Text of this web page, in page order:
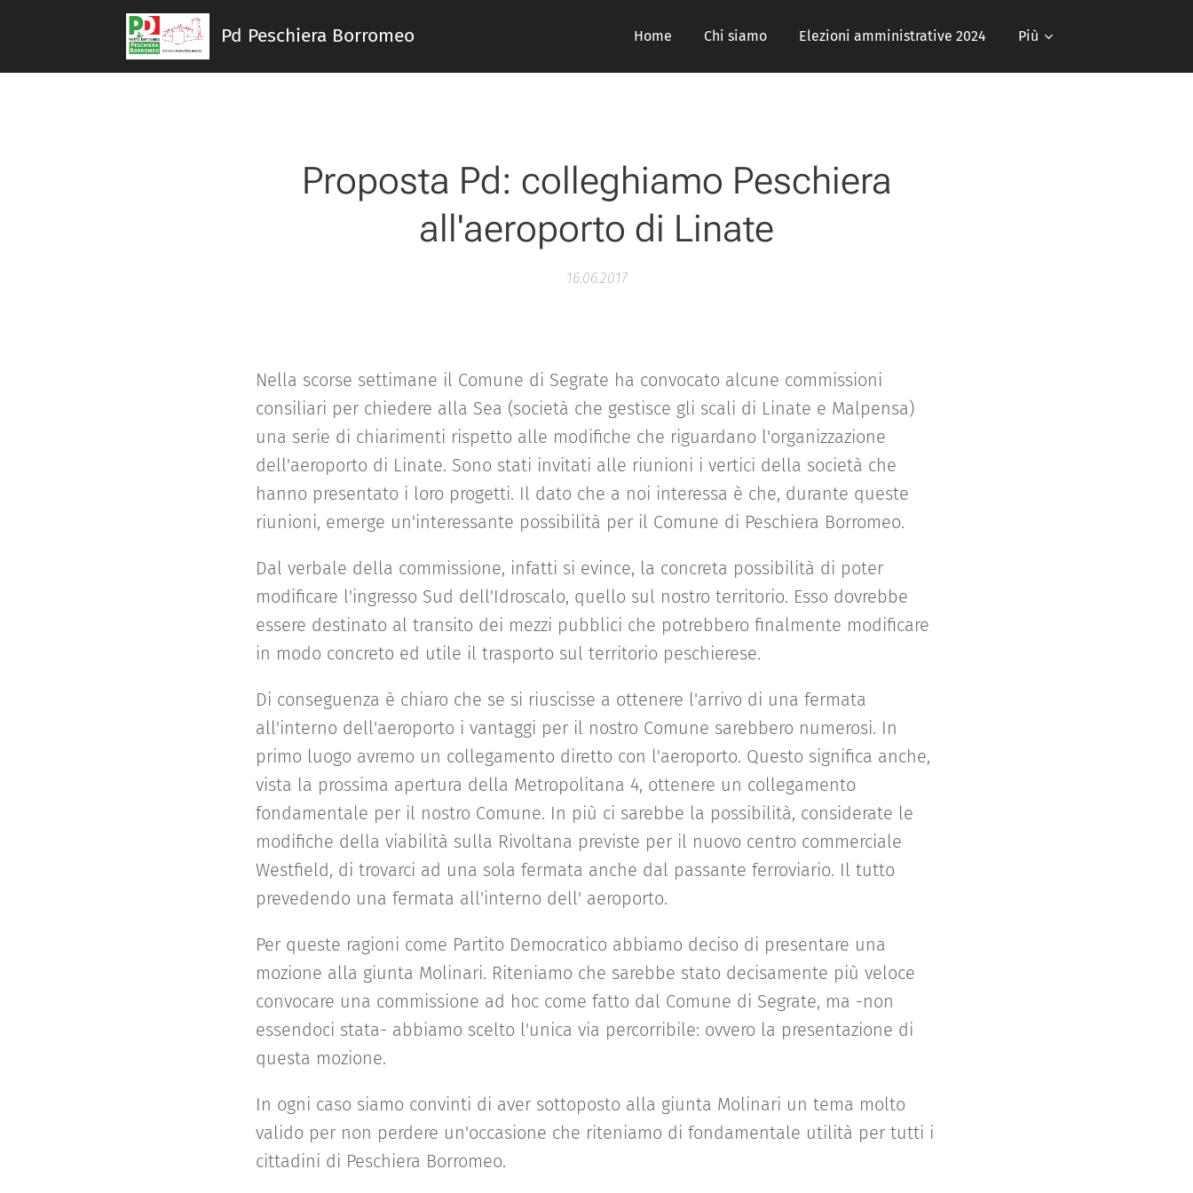
Pd Peschiera Borromeo Home Chi siamo Elezioni amministrative 2024 Più
Proposta Pd: colleghiamo Peschiera
all'aeroporto di Linate
16.06.2017
Nella scorse settimane il Comune di Segrate ha convocato alcune commissioni
consiliari per chiedere alla Sea (società che gestisce gli scali di Linate e Malpensa)
una serie di chiarimenti rispetto alle modifiche che riguardano l'organizzazione
dell'aeroporto di Linate. Sono stati invitati alle riunioni i vertici della società che
hanno presentato i loro progetti. Il dato che a noi interessa è che, durante queste
riunioni, emerge un'interessante possibilità per il Comune di Peschiera Borromeo.
Dal verbale della commissione, infatti si evince, la concreta possibilità di poter
modificare l'ingresso Sud dell'Idroscalo, quello sul nostro territorio. Esso dovrebbe
essere destinato al transito dei mezzi pubblici che potrebbero finalmente modificare
in modo concreto ed utile il trasporto sul territorio peschierese.
Di conseguenza è chiaro che se si riuscisse a ottenere l'arrivo di una fermata
all'interno dell'aeroporto i vantaggi per il nostro Comune sarebbero numerosi. In
primo luogo avremo un collegamento diretto con l'aeroporto. Questo significa anche,
vista la prossima apertura della Metropolitana 4, ottenere un collegamento
fondamentale per il nostro Comune. In più ci sarebbe la possibilità, considerate le
modifiche della viabilità sulla Rivoltana previste per il nuovo centro commerciale
Westfield, di trovarci ad una sola fermata anche dal passante ferroviario. Il tutto
prevedendo una fermata all'interno dell' aeroporto.
Per queste ragioni come Partito Democratico abbiamo deciso di presentare una
mozione alla giunta Molinari. Riteniamo che sarebbe stato decisamente più veloce
convocare una commissione ad hoc come fatto dal Comune di Segrate, ma -non
essendoci stata- abbiamo scelto l'unica via percorribile: ovvero la presentazione di
questa mozione.
In ogni caso siamo convinti di aver sottoposto alla giunta Molinari un tema molto
valido per non perdere un'occasione che riteniamo di fondamentale utilità per tutti i
cittadini di Peschiera Borromeo.